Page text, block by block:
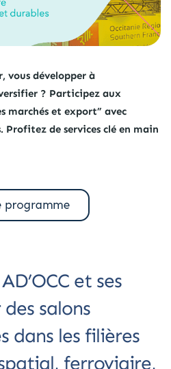
vous développer à
? Participez aux
marchés et export” avec
Profitez de services clé en main
salons
dans les filières
ferroviaire,